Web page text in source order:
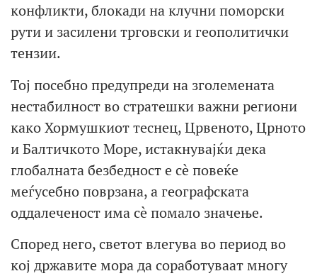
конфликти, блокади на клучни поморски
рути и засилени трговски и геополитички
тензии.
Тој посебно предупреди на зголемената
нестабилност во стратешки важни региони
како Хормушкиот теснец, Црвеното, Црното
и Балтичкото Море, истакнувајќи дека
глобалната безбедност е сè повеќе
меѓусебно поврзана, а географската
оддалеченост има сè помало значење.
Според него, светот влегува во период во
кој државите мора да соработуваат многу